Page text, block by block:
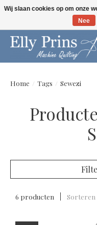
Let op: gewijzigde openingstijden!
Home / Tags / Sewezi
6 producten Sorteren
Wij slaan cookies op om onze
Nee